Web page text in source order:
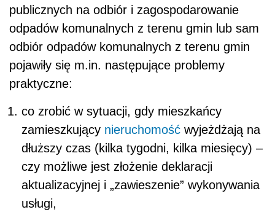
publicznych na odbiór i zagospodarowanie
odpadów komunalnych z terenu gmin lub sam
odbiór odpadów komunalnych z terenu gmin
pojawiły się m.in. następujące problemy
praktyczne:
co zrobić w sytuacji, gdy mieszkańcy
zamieszkujący nieruchomość wyjeżdżają na
dłuższy czas (kilka tygodni, kilka miesięcy) –
czy możliwe jest złożenie deklaracji
aktualizacyjnej i „zawieszenie” wykonywania
usługi,